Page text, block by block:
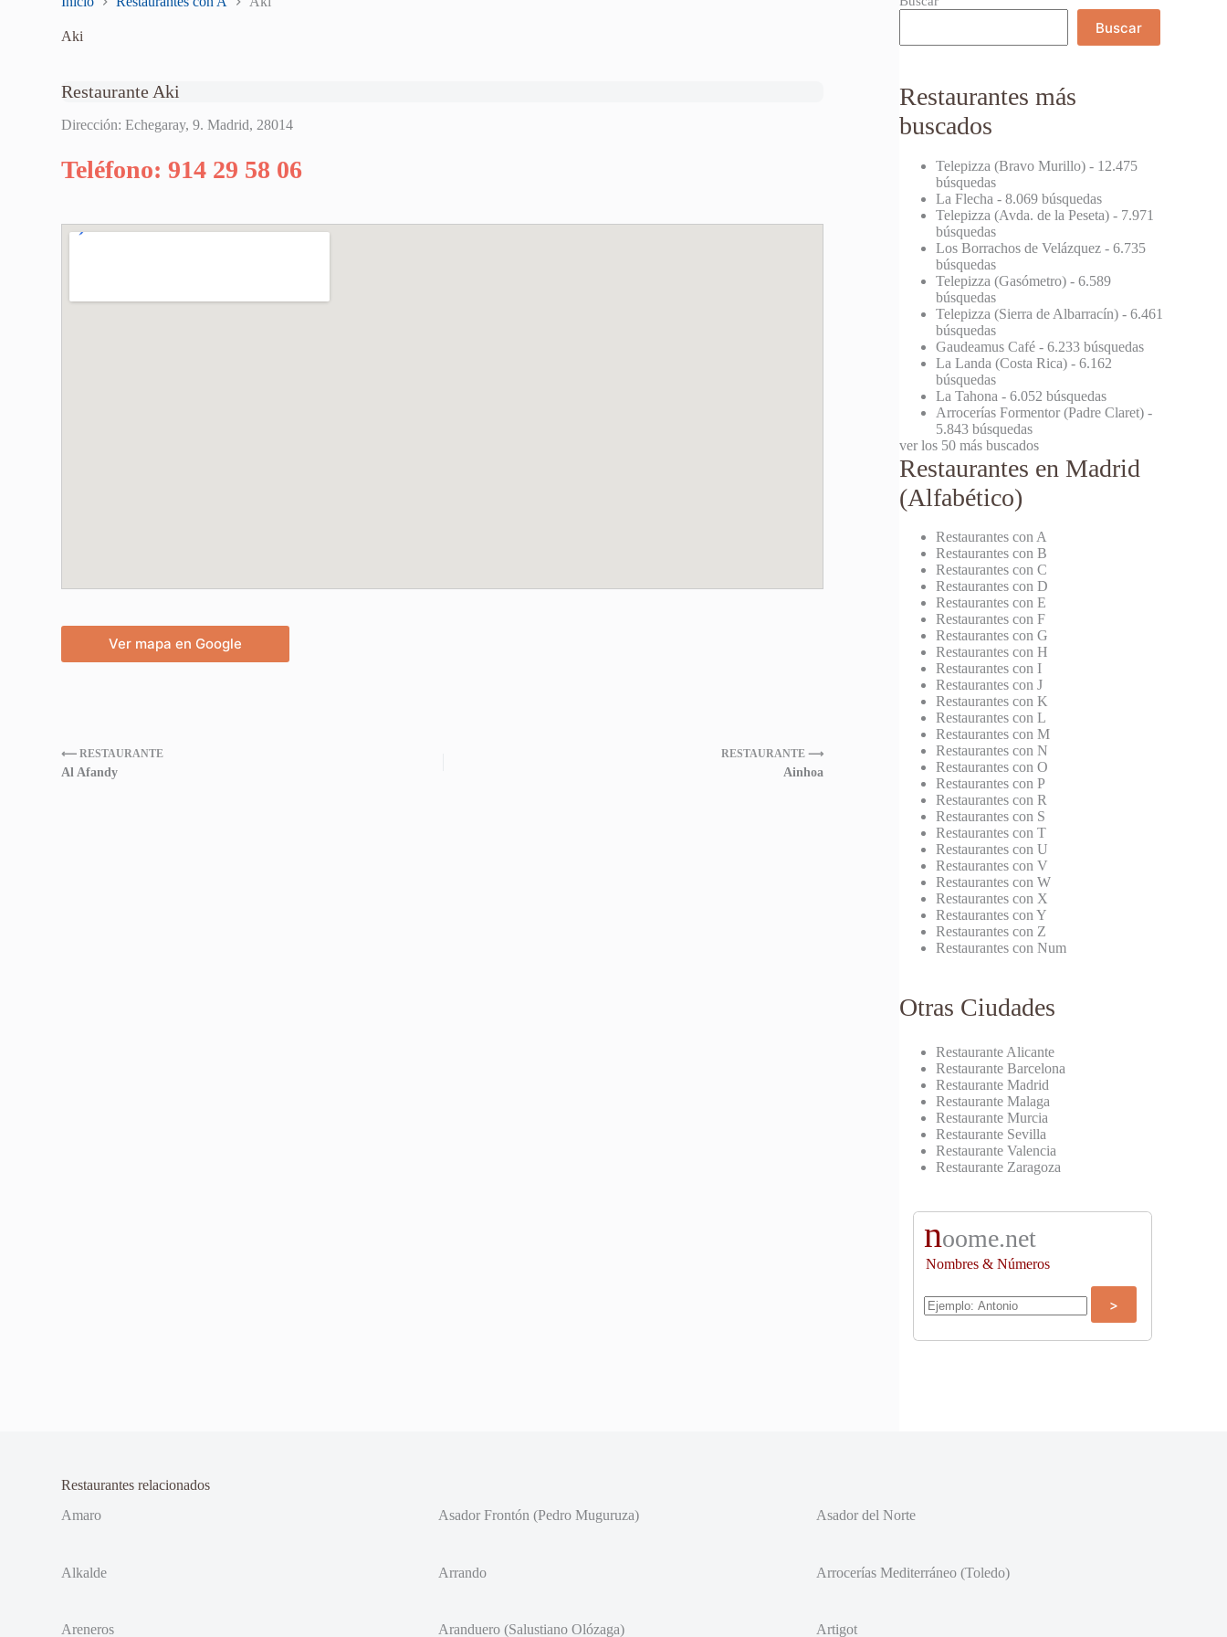
Aki
Restaurante Aki
Dirección: Echegaray, 9. Madrid, 28014
Teléfono: 914 29 58 06
Ver mapa en Google
⟵ RESTAURANTE
Al Afandy
RESTAURANTE ⟶
Ainhoa
Buscar
Restaurantes más
buscados
Telepizza (Bravo Murillo) - 12.475
búsquedas
La Flecha - 8.069 búsquedas
Telepizza (Avda. de la Peseta) - 7.971
búsquedas
Los Borrachos de Velázquez - 6.735
búsquedas
Telepizza (Gasómetro) - 6.589
búsquedas
Telepizza (Sierra de Albarracín) - 6.461
búsquedas
Gaudeamus Café - 6.233 búsquedas
La Landa (Costa Rica) - 6.162
búsquedas
La Tahona - 6.052 búsquedas
Arrocerías Formentor (Padre Claret) -
5.843 búsquedas
ver los 50 más buscados
Restaurantes en Madrid
(Alfabético)
Restaurantes con A
Restaurantes con B
Restaurantes con C
Restaurantes con D
Restaurantes con E
Restaurantes con F
Restaurantes con G
Restaurantes con H
Restaurantes con I
Restaurantes con J
Restaurantes con K
Restaurantes con L
Restaurantes con M
Restaurantes con N
Restaurantes con O
Restaurantes con P
Restaurantes con R
Restaurantes con S
Restaurantes con T
Restaurantes con U
Restaurantes con V
Restaurantes con W
Restaurantes con X
Restaurantes con Y
Restaurantes con Z
Restaurantes con Num
Otras Ciudades
Restaurante Alicante
Restaurante Barcelona
Restaurante Madrid
Restaurante Malaga
Restaurante Murcia
Restaurante Sevilla
Restaurante Valencia
Restaurante Zaragoza
noome.net
Nombres & Números
Restaurantes relacionados
Amaro
Asador Frontón (Pedro Muguruza) Asador del Norte
Alkalde Arrando Arrocerías Mediterráneo (Toledo)
Areneros Aranduero (Salustiano Olózaga) Artigot